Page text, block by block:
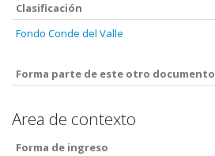
Clasificación
Fondo Conde del Valle
Forma parte de este otro documento
Area de contexto
Forma de ingreso